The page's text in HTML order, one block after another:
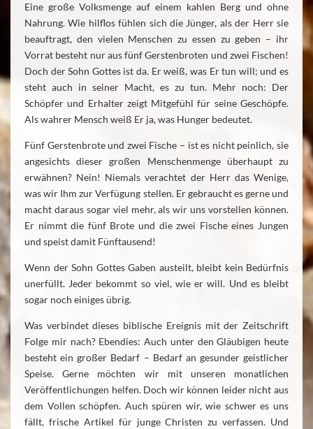
Eine große Volksmenge auf einem kahlen Berg und ohne
Nahrung. Wie hilflos fühlen sich die Jünger, als der Herr sie
beauftragt, den vielen Menschen zu essen zu geben – ihr
Vorrat besteht nur aus fünf Gerstenbroten und zwei Fischen!
Doch der Sohn Gottes ist da. Er weiß, was Er tun will; und es
steht auch in seiner Macht, es zu tun. Mehr noch: Der
Schöpfer und Erhalter zeigt Mitgefühl für seine Geschöpfe.
Als wahrer Mensch weiß Er ja, was Hunger bedeutet.
Fünf Gerstenbrote und zwei Fische – ist es nicht peinlich, sie
angesichts dieser großen Menschenmenge überhaupt zu
erwähnen? Nein! Niemals verachtet der Herr das Wenige,
was wir Ihm zur Verfügung stellen. Er gebraucht es gerne und
macht daraus sogar viel mehr, als wir uns vorstellen können.
Er nimmt die fünf Brote und die zwei Fische eines Jungen
und speist damit Fünftausend!
Wenn der Sohn Gottes Gaben austeilt, bleibt kein Bedürfnis
unerfüllt. Jeder bekommt so viel, wie er will. Und es bleibt
sogar noch einiges übrig.
Was verbindet dieses biblische Ereignis mit der Zeitschrift
Folge mir nach? Ebendies: Auch unter den Gläubigen heute
besteht ein großer Bedarf – Bedarf an gesunder geistlicher
Speise. Gerne möchten wir mit unseren monatlichen
Veröffentlichungen helfen. Doch wir können leider nicht aus
dem Vollen schöpfen. Auch spüren wir, wie schwer es uns
fällt, frische Artikel für junge Christen zu verfassen. Und